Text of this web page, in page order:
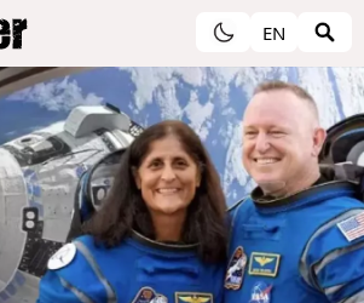
EN